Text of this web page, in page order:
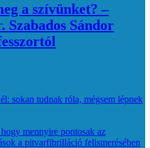
a szívünket? –
Szabados Sándor
sokan tudnak róla, mégsem lépnek
mennyire pontosak az
a pitvarfibrilláció felismerésében